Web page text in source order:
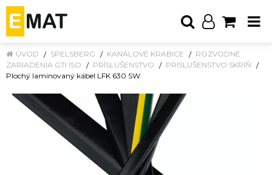
ÚVOD SPELSBERG KANÁLOVÉ KRABICE
ROZVODNÉ
ZARIADENIA GTI ISO
PRÍSLUŠENSTVO
PRÍSLUŠENSTVO SKRÍŇ
Plochý laminovaný kábel LFK 630 SW